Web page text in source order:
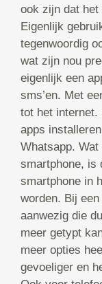
ook zijn dat het
Eigenlijk
tegenwoordig
wat zijn nou
eigenlijk een
sms’en. Met
tot het internet.
apps
Whatsapp.
smartphone, is
smartphone in
worden. Bij
aanwezig die
meer getypt
meer opties
gevoeliger en